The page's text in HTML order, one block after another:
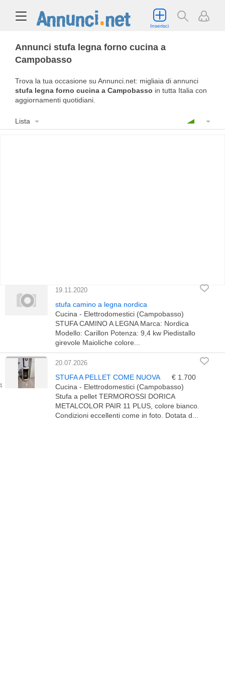
Inserisci
Annunci stufa legna forno cucina a
Campobasso
Trova la tua occasione su Annunci.net: migliaia di annunci
stufa legna forno cucina a Campobasso in tutta Italia con
aggiornamenti quotidiani.
Lista
19.11.2020
stufa camino a legna nordica
Cucina - Elettrodomestici (Campobasso)
STUFA CAMINO A LEGNA Marca: Nordica
Modello: Carillon Potenza: 9,4 kw Piedistallo
girevole Maioliche colore...
20.07.2026
STUFA A PELLET COME NUOVA
€ 1.700
Cucina - Elettrodomestici (Campobasso)
Stufa a pellet TERMOROSSI DORICA
METALCOLOR PAIR 11 PLUS, colore bianco.
Condizioni eccellenti come in foto. Dotata d...